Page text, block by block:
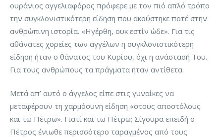
ουράνιος αγγελιαφόρος πρόφερε με τον πιό απλό τρόπο
την συγκλονιστικότερη είδηση που ακούστηκε ποτέ στην
ανθρώπινη ιστορία. «Ηγέρθη, ουκ εστίν ώδε». Για τις
αθάνατες χορείες των αγγέλων η συγκλονιστικότερη
είδηση ήταν ο θάνατος του Κυρίου, όχι η ανάστασή Του.
Για τους ανθρώπους τα πράγματα ήταν αντίθετα.
Μετά απ’ αυτό ο άγγελος είπε στις γυναίκες να
μεταφέρουν τη χαρμόσυνη είδηση «στους αποστόλους
και τω Πέτρω». Γιατί και τω Πέτρω; Σίγουρα επειδή ο
Πέτρος ένιωθε περισσότερο ταραγμένος από τους